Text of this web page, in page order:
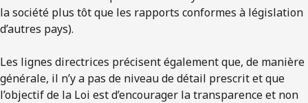
la société plus tôt que les rapports conformes à législation
d’autres pays).
Les lignes directrices précisent également que, de manière
générale, il n’y a pas de niveau de détail prescrit et que
l’objectif de la Loi est d’encourager la transparence et non